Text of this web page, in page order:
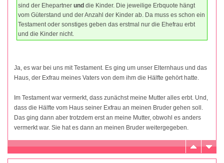
sind der Ehepartner und die Kinder. Die jeweilige Erbquote hängt
vom Güterstand und der Anzahl der Kinder ab. Da muss es schon ein
Testament oder sonstiges geben das erstmal nur die Ehefrau erbt
und die Kinder nicht.
Ja, es war bei uns mit Testament. Es ging um unser Elternhaus und das
Haus, der Exfrau meines Vaters von dem ihm die Hälfte gehört hatte.
Im Testament war vermerkt, dass zunächst meine Mutter alles erbt. Und,
dass die Hälfte vom Haus seiner Exfrau an meinen Bruder gehen soll.
Das ging dann aber trotzdem erst an meine Mutter, obwohl es anders
vermerkt war. Sie hat es dann an meinen Bruder weitergegeben.